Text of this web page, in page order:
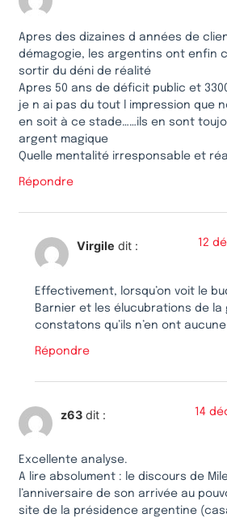
Apres des dizaines d années de
démagogie, les argentins ont enfin
sortir du déni de réalité
Apres 50 ans de déficit public et
je n ai pas du tout l impression que
en soit à ce stade……ils en sont
argent magique
Quelle mentalité irresponsable et
Répondre
Virgile dit : 12
Effectivement, lorsqu’on voit le
Barnier et les élucubrations de la
constatons qu’ils n’en ont
Répondre
z63 dit : 14
Excellente analyse.
A lire absolument : le discours de
l’anniversaire de son arrivée au
site de la présidence argentine